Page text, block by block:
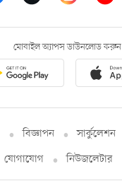
মোবাইল অ্যাপস ডাউনলোড করুন
বিজ্ঞাপন সার্কুলেশন
যোগাযোগ
নিউজলেটার